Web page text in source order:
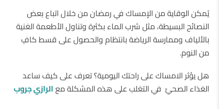
يُمكن الوقاية من الإمساك في رمضان من خلال اتباع بعض
النصائح البسيطة، مثل شرب الماء بكثرة وتناول الأطعمة الغنية
بالألياف وممارسة الرياضة بانتظام والحصول على قسط كافٍ
من النوم.
هل يؤثر الامساك على راحتك اليومية؟ تعرف على كيف ساعد
الغذاء الصحيّ في التغلب على هذه المشكلة معالرازي جروب